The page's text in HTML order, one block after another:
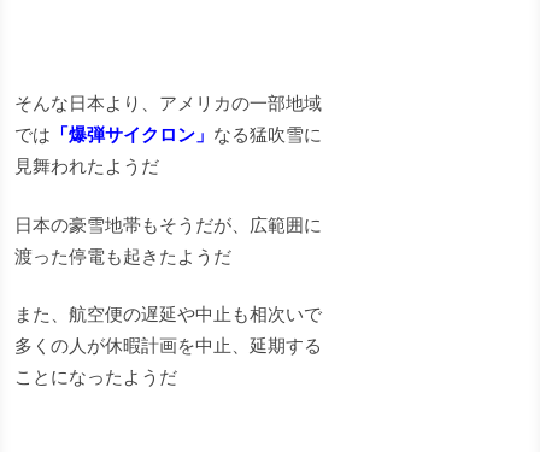
そんな日本より、アメリカの一部地域
では 「爆弾サイクロン」 なる猛吹雪に
見舞われたようだ
日本の豪雪地帯もそうだが、広範囲に
渡った停電も起きたようだ
また、航空便の遅延や中止も相次いで
多くの人が休暇計画を中止、延期する
ことになったようだ